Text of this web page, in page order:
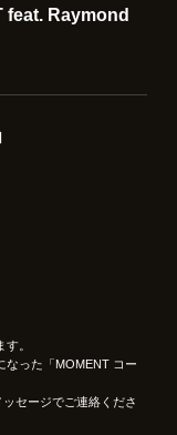
feat. Raymond
。
った「MOMENT コー
セージでご連絡くださ